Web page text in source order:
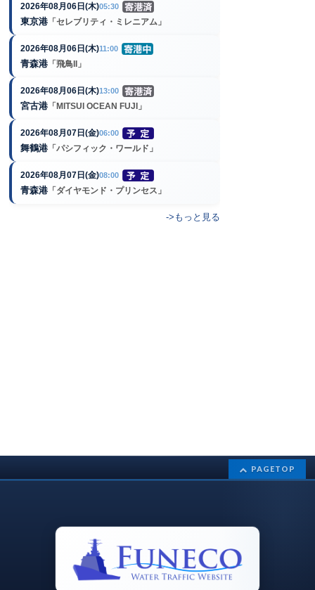
2026年08月06日(木)05:30
東京港 「セレブリティ・ミレニアム」
2026年08月06日(木)11:00
青森港 「飛鳥II」
2026年08月06日(木)13:00
宮古港 「MITSUI OCEAN FUJI」
2026年08月07日(金)06:00
舞鶴港 「パシフィック・ワールド」
2026年08月07日(金)08:00
青森港 「ダイヤモンド・プリンセス」
->もっと見る
PAGETOP